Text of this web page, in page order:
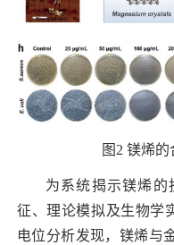
图 2 镁烯的
为系统揭示镁烯的
征、理论模拟及生物学
电位分析发现，镁烯与